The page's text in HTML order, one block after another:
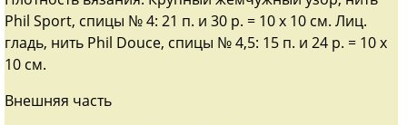
Phil Sport, спицы № 4: 21 п. и 30 р. = 10 х 10 см. Лиц.
гладь, нить Phil Douce, спицы № 4,5: 15 п. и 24 р. = 10 х
10 см.
Внешняя часть